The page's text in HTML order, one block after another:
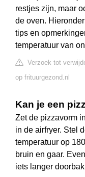
restjes zijn, maar
de oven.
tips en
temperatuur van
Verzoek tot
op frituurgezond.nl
Kan je een
Zet de pizzavorm
in de airfryer. Stel
temperatuur op
bruin en gaar.
iets langer